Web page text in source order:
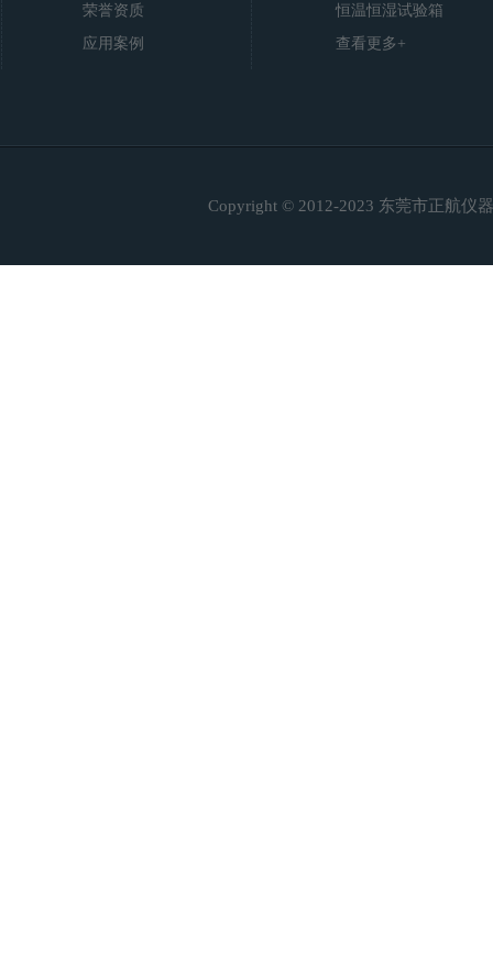
荣誉资质
应用案例
恒温恒湿试验箱
查看更多+
Copyright © 2012-2023 东莞市正航仪